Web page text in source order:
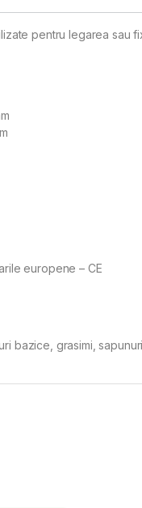
pentru legarea sau
europene – CE
bazice, grasimi,